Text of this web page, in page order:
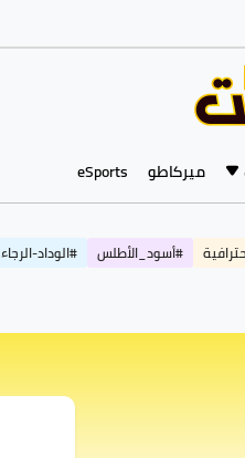
ميركاطو eSports
#أسود_الأطلس #الوداد-الرجاء